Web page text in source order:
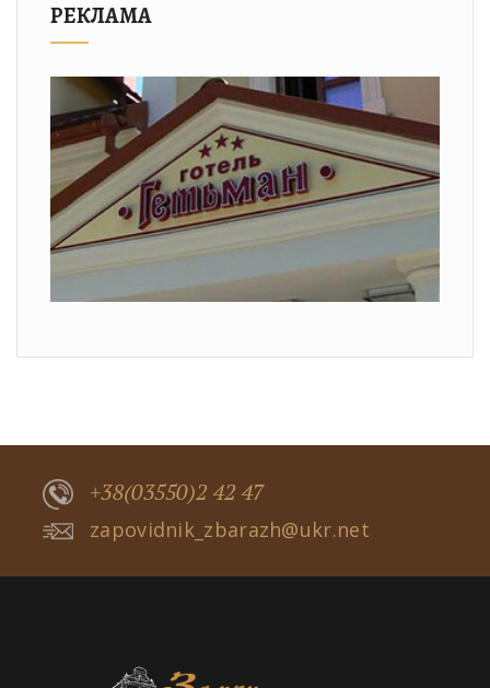
РЕКЛАМА
+38(03550)2 42 47
zapovidnik_zbarazh@ukr.net